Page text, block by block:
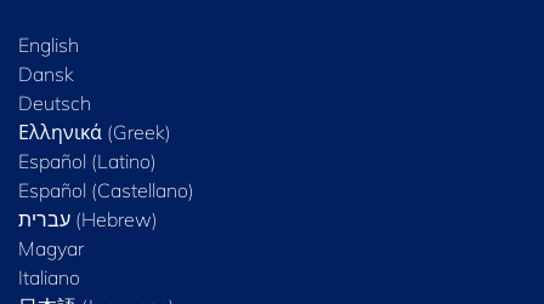
English
Dansk
Deutsch
Ελληνικά (Greek)
Español (Latino)
Español (Castellano)
Magyar
Italiano